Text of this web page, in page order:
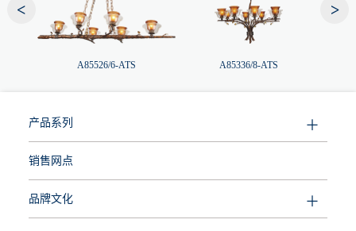
A85526/6-ATS A85336/8-ATS
< >
产品系列
销售网点
品牌文化